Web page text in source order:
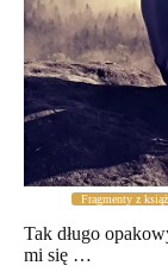
Fragmenty z
Tak długo
mi się …